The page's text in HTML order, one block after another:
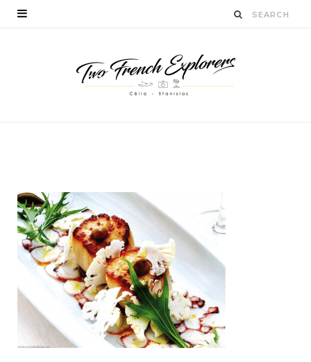
gastronomie-provence-